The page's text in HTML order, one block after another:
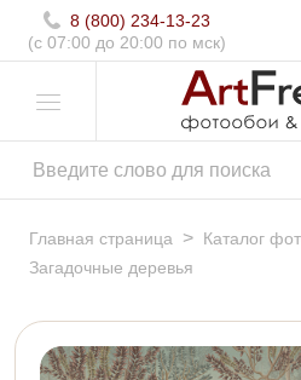
8 (800) 234-13-23
(c 07:00 до 20:00 по мск)
Главная страница > Каталог
Загадочные деревья